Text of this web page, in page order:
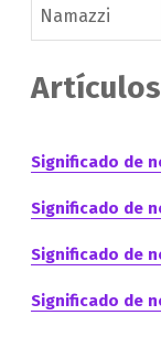
Namazzi
Significado de
Significado de
Significado de
Significado de